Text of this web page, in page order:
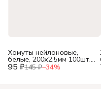
95 ₽145 ₽−34%
Хомуты нейлоновые,
белые, 200х2,5мм 100шт.,
(уп.)